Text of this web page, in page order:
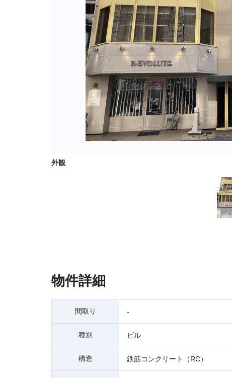
外観
物件詳細
間取り -
種別 ビル
構造 鉄筋コンクリート（RC）